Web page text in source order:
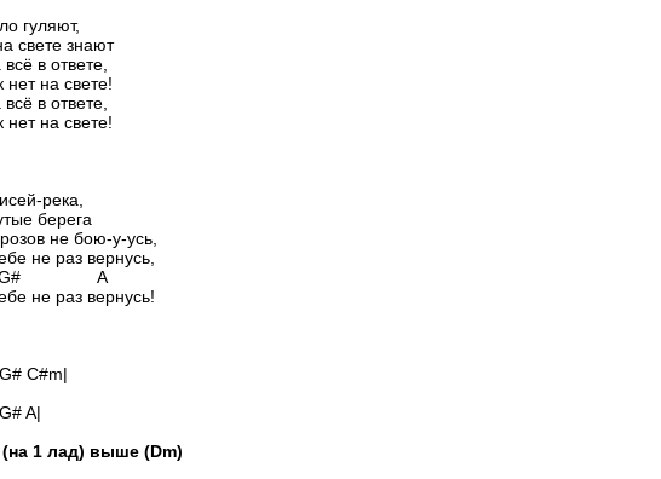
гуляют,
свете знают
в ответе,
на свете!
в ответе,
на свете!
река,
берега
не бою-у-усь,
не раз вернусь,
G# A
не раз вернусь!
C#m|
A|
1 лад) выше (Dm)